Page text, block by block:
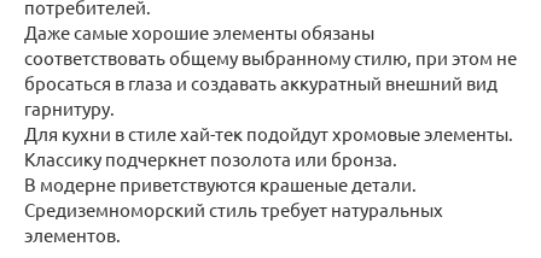
потребителей.
Даже самые хорошие элементы обязаны
соответствовать общему выбранному стилю, при этом не
бросаться в глаза и создавать аккуратный внешний вид
гарнитуру.
Для кухни в стиле хай-тек подойдут хромовые элементы.
Классику подчеркнет позолота или бронза.
В модерне приветствуются крашеные детали.
Средиземноморский стиль требует натуральных
элементов.